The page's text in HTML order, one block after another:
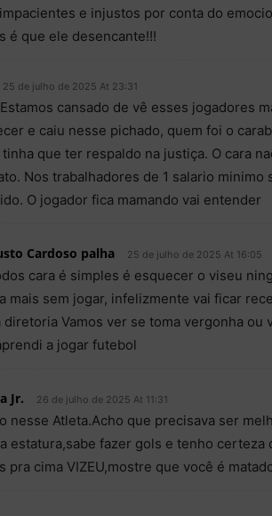
e injustos por conta do
é que ele desencante!!!
25 de julho de 2025 At 23:31
cansado de vê esses jogadores
e caiu nesse pichado, quem foi o
que ter respaldo na justiça. O cara
Nos trabalhadores de 1 salario minimo
O jogador fica mamando vai entender
Cardoso palha 25 de julho de 2025 At 16:05
cara é simples é esquecer o viseu
mais sem jogar, infelizmente vai ficar
diretoria Vamos ver se toma vergonha ou
a jogar futebol
Jr. 26 de julho de 2025 At 11:31
nesse Atleta.Acho que precisava ser
estatura,sabe fazer gols e tenho certeza
pra cima VIZEU,mostre que você é